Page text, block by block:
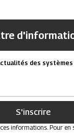
des
S'inscrire
informations. Pour en